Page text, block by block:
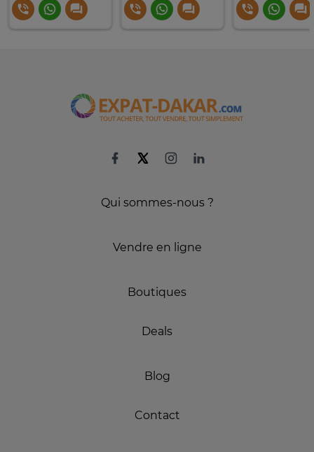
Qui sommes-nous ?
Vendre en ligne
Boutiques
Deals
Blog
Contact